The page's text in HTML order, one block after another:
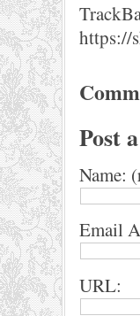
https://
Post
Name:
Email
URL: